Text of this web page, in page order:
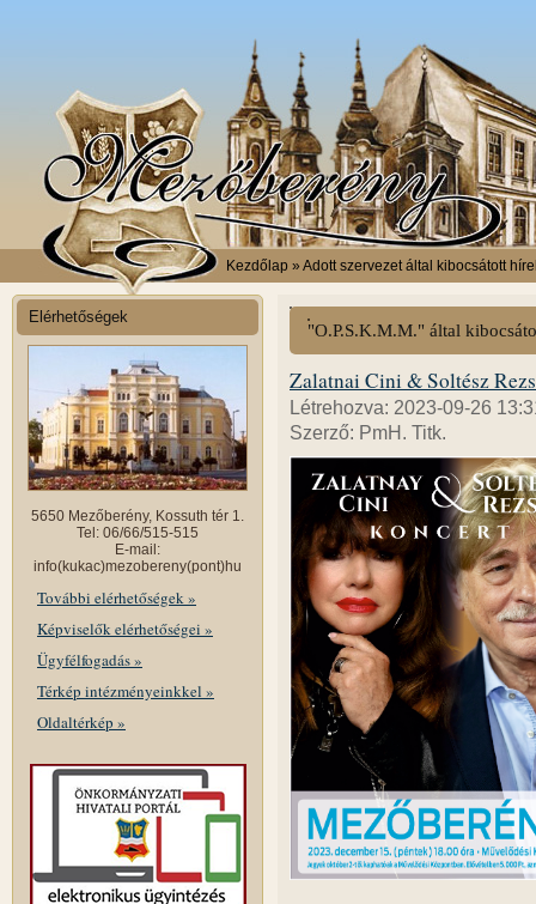
Kezdőlap » Adott szervezet által kibocsátott
Elérhetőségek
5650 Mezőberény, Kossuth tér 1.
Tel: 06/66/515-515
E-mail:
info(kukac)mezobereny(pont)hu
További elérhetőségek »
Képviselők elérhetőségei »
Ügyfélfogadás »
Térkép intézményeinkkel »
Oldaltérkép »
"O.P.S.K.M.M." által
Zalatnai Cini & Soltész
Létrehozva: 2023-09-26
Szerző: PmH. Titk.